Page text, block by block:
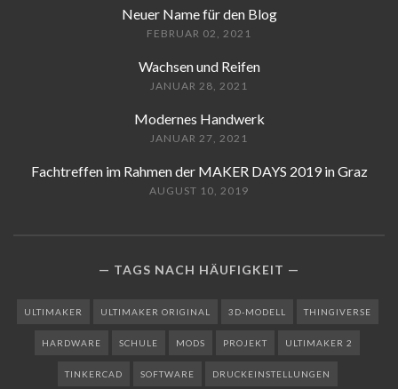
Neuer Name für den Blog
FEBRUAR 02, 2021
Wachsen und Reifen
JANUAR 28, 2021
Modernes Handwerk
JANUAR 27, 2021
Fachtreffen im Rahmen der MAKER DAYS 2019 in Graz
AUGUST 10, 2019
TAGS NACH HÄUFIGKEIT
ULTIMAKER ULTIMAKER ORIGINAL 3D-MODELL THINGIVERSE
HARDWARE SCHULE MODS PROJEKT ULTIMAKER 2
TINKERCAD SOFTWARE DRUCKEINSTELLUNGEN